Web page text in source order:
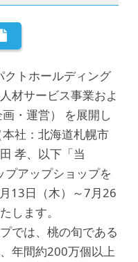
トホールディング
材サービス事業およ
・運営） を展開し
社：北海道札幌市
孝、以下「当
プアップショップを
13日（木）～7月26
します。
では、桃の旬である
年間約200万個以上